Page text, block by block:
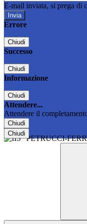
E-mail inviata, si prega di
Errore
Chiudi
Successo
Chiudi
Informazione
Chiudi
Attendere...
Attendere il
Chiudi
Chiudi